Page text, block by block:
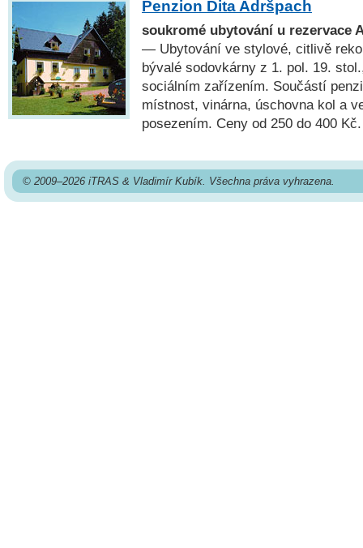
Penzion Dita Adršpach
soukromé ubytování u rezervace
— Ubytování ve stylové, citlivě
bývalé sodovkárny z 1. pol. 19.
sociálním zařízením. Součástí
místnost, vinárna, úschovna kol a
posezením. Ceny od 250 do 400 Kč.
© 2009–2026 iTRAS & Vladimír Kubík. Všechna práva vyhrazena.